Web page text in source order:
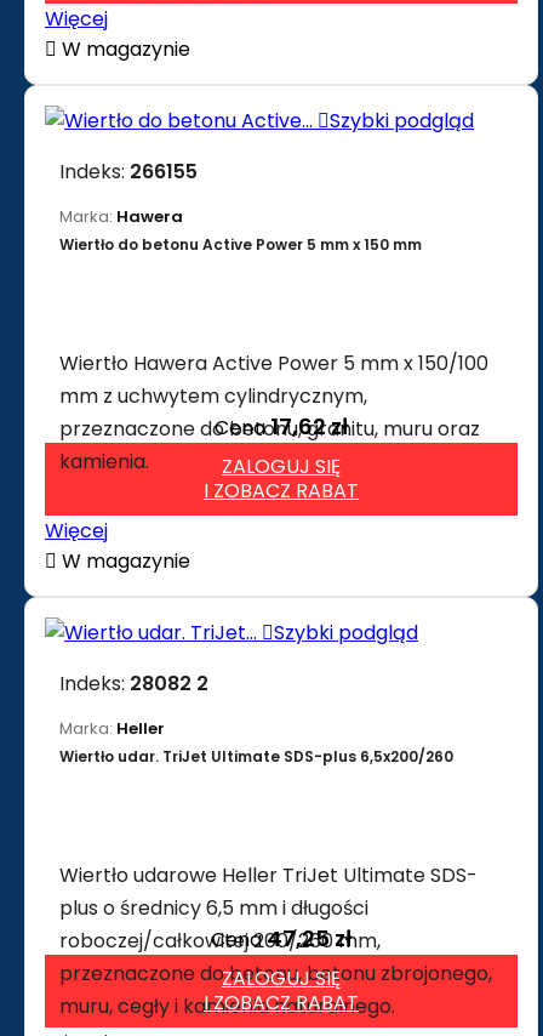
Więcej
 W magazynie
Szybki podgląd
Indeks: 266155
Marka: Hawera
Wiertło do betonu Active Power 5 mm x 150 mm
Wiertło Hawera Active Power 5 mm x 150/100
mm z uchwytem cylindrycznym,
przeznaczone do betonu, granitu, muru oraz
kamienia.
Cena17,62 zł
ZALOGUJ SIĘ
I ZOBACZ RABAT
Więcej
 W magazynie
Szybki podgląd
Indeks: 28082 2
Marka: Heller
Wiertło udar. TriJet Ultimate SDS-plus 6,5x200/260
Wiertło udarowe Heller TriJet Ultimate SDS-
plus o średnicy 6,5 mm i długości
roboczej/całkowitej 200/260 mm,
przeznaczone do betonu, betonu zbrojonego,
muru, cegły i kamienia naturalnego.
Cena47,25 zł
ZALOGUJ SIĘ
I ZOBACZ RABAT